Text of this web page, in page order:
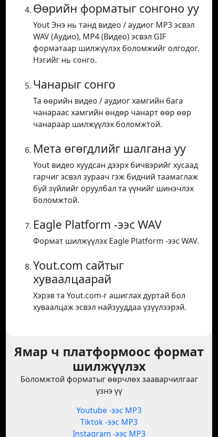
Өөрийн форматыг сонгоно уу
Yout Энэ нь танд видео / аудиог MP3 эсвэл
WAV (Аудио), MP4 (Видео) эсвэл GIF
форматаар шилжүүлэх боломжийг олгодог.
Нэгийг нь сонго.
Чанарыг сонго
Та өөрийн видео / аудиог хамгийн бага
чанараас хамгийн өндөр чанарт өөр өөр
чанараар шилжүүлэх боломжтой.
Мета өгөгдлийг шалгана уу
Yout видео хуудсан дээрх бичвэрийг хусаад
гарчиг эсвэл зураач гэж бидний таамаглаж
буй зүйлийг оруулбал та үүнийг шинэчлэх
боломжтой.
Eagle Platform -ээс WAV
Формат шилжүүлэх Eagle Platform -ээс WAV.
Yout.com сайтыг
хуваалцаарай
Хэрэв та Yout.com-г ашиглах дуртай бол
хуваалцаж эсвэл найзууддаа үзүүлээрэй.
Ямар ч платформоос формат
шилжүүлэх
Боломжтой форматыг өөрчлөх зааварчилгааг
үзнэ үү
Youtube -ээс MP3
Tiktok -ээс MP3
Instagram -ээс MP3